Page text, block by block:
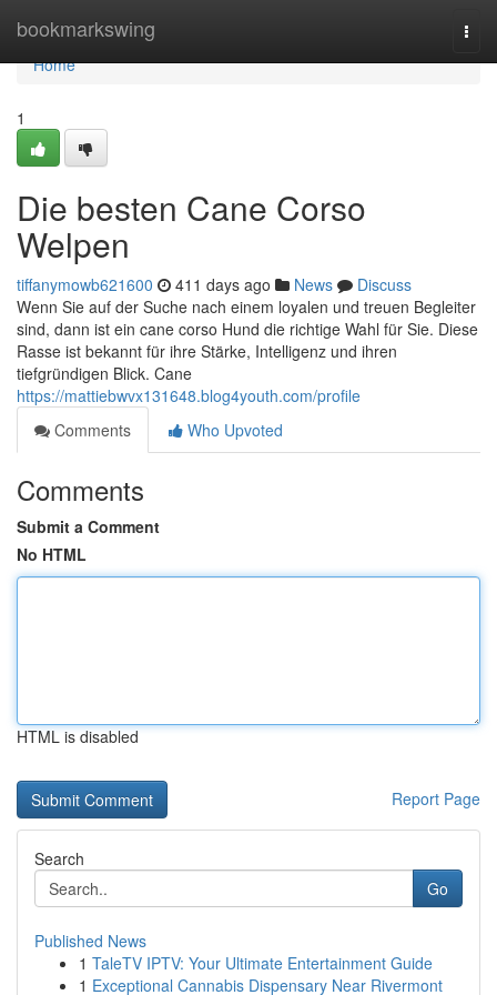
bookmarkswing
Home
Home
1
Die besten Cane Corso
Welpen
tiffanymowb621600 411 days ago News
Discuss
Wenn Sie auf der Suche nach einem loyalen und treuen Begleiter
sind, dann ist ein cane corso Hund die richtige Wahl für Sie. Diese
Rasse ist bekannt für ihre Stärke, Intelligenz und ihren
tiefgründigen Blick. Cane
https://mattiebwvx131648.blog4youth.com/profile
Comments
Who Upvoted
Comments
Submit a Comment
No HTML
HTML is disabled
Report Page
Search
Go
Published News
1 TaleTV IPTV: Your Ultimate Entertainment Guide
1 Exceptional Cannabis Dispensary Near Rivermont